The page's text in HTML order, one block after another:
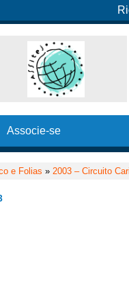
Associe-se
e Folias » 2003 – Circuito